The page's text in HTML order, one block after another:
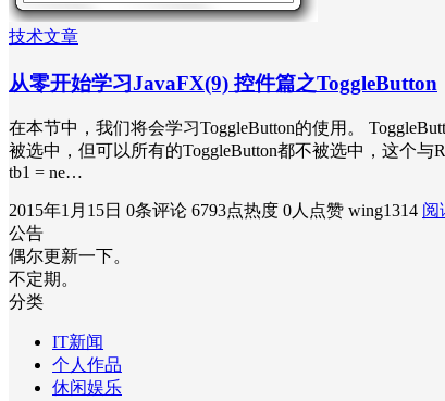
技术文章
从零开始学习JavaFX(9) 控件篇之ToggleButton
在本节中，我们将会学习ToggleButton的使用。
被选中，但可以所有的ToggleButton都不被选中，这个与
tb1 = ne…
2015年1月15日 0条评论 6793点热度 0人点赞 wing1314 阅
公告
偶尔更新一下。
不定期。
分类
IT新闻
个人作品
休闲娱乐